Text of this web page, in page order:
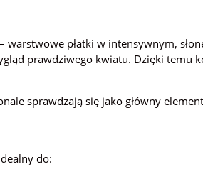
warstwowe płatki w intensywnym,
prawdziwego kwiatu. Dzięki temu
sprawdzają się jako główny
do: